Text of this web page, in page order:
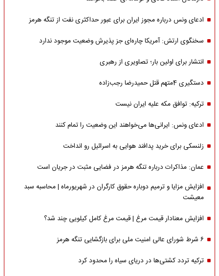
ادعای ونس درباره مجوز ایران برای عبور حداکثری نفت از تنگه هرمز
سخنگوی ارتش: آمریکا چاره‌ای جز پذیرش وضعیت موجود ندارد
انتشار برای اولین بار؛ تصاویری از رهبری
دستگیری 4متهم قتل حمیدرضا رجب‌زاده
ترکیه: توافق مکه علیه ایران نیست
ادعای ونس: ایرانی‌ها می‌خواهند این وضعیت را تمام کنند
زلنسکی برای خرید پدافند هوایی به اسرائیل رو انداخت
عمان: مذاکرات درباره تنگه هرمز در فضایی مثبت در جریان است
افزایش مزایا و ترمیم دوباره حقوق کارگران در شهریورماه | محاسبه سبد
معیشت
افزایش معنادار قیمت مرغ | قیمت مرغ کامل کیلویی چند شد؟
۶ شرط شورای عالی امنیت ملی برای بازگشایی تنگه هرمز
ترکیه تردد کشتی‌ها در دریای سیاه را محدود کرد